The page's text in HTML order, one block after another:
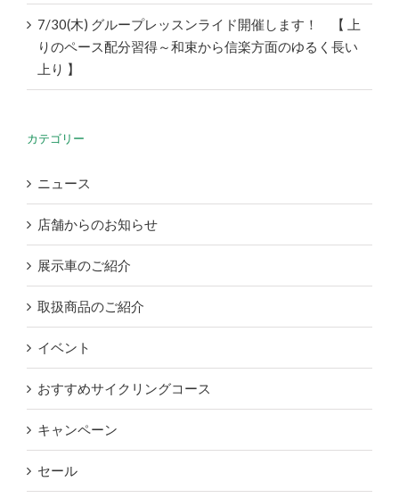
7/30(木) グループレッスンライド開催します！ 【 上
りのペース配分習得～和束から信楽方面のゆるく長い
上り 】
カテゴリー
ニュース
店舗からのお知らせ
展示車のご紹介
取扱商品のご紹介
イベント
おすすめサイクリングコース
キャンペーン
セール